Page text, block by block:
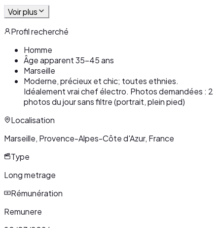
Voir plus
Profil recherché
Homme
Âge apparent 35-45 ans
Marseille
Moderne, précieux et chic; toutes ethnies.
Idéalement vrai chef électro. Photos demandées : 2
photos du jour sans filtre (portrait, plein pied)
Localisation
Marseille, Provence-Alpes-Côte d'Azur, France
Type
Long metrage
Rémunération
Remunere